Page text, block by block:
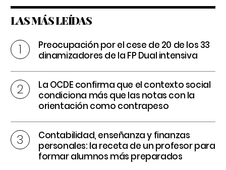
LAS MÁS LEÍDAS
Preocupación por el cese de 20 de los 33
dinamizadores de la FP Dual intensiva
La OCDE confirma que el contexto social
condiciona más que las notas con la
orientación como contrapeso
Contabilidad, enseñanza y finanzas
personales: la receta de un profesor para
formar alumnos más preparados